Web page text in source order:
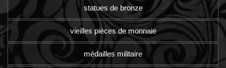
statues de bronze
vieilles pièces de monnaie
médailles militaire